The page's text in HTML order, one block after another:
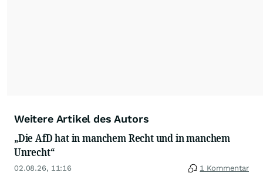
Weitere Artikel des Autors
„Die AfD hat in manchem Recht und in manchem
Unrecht“
02.08.26, 11:16 1 Kommentar